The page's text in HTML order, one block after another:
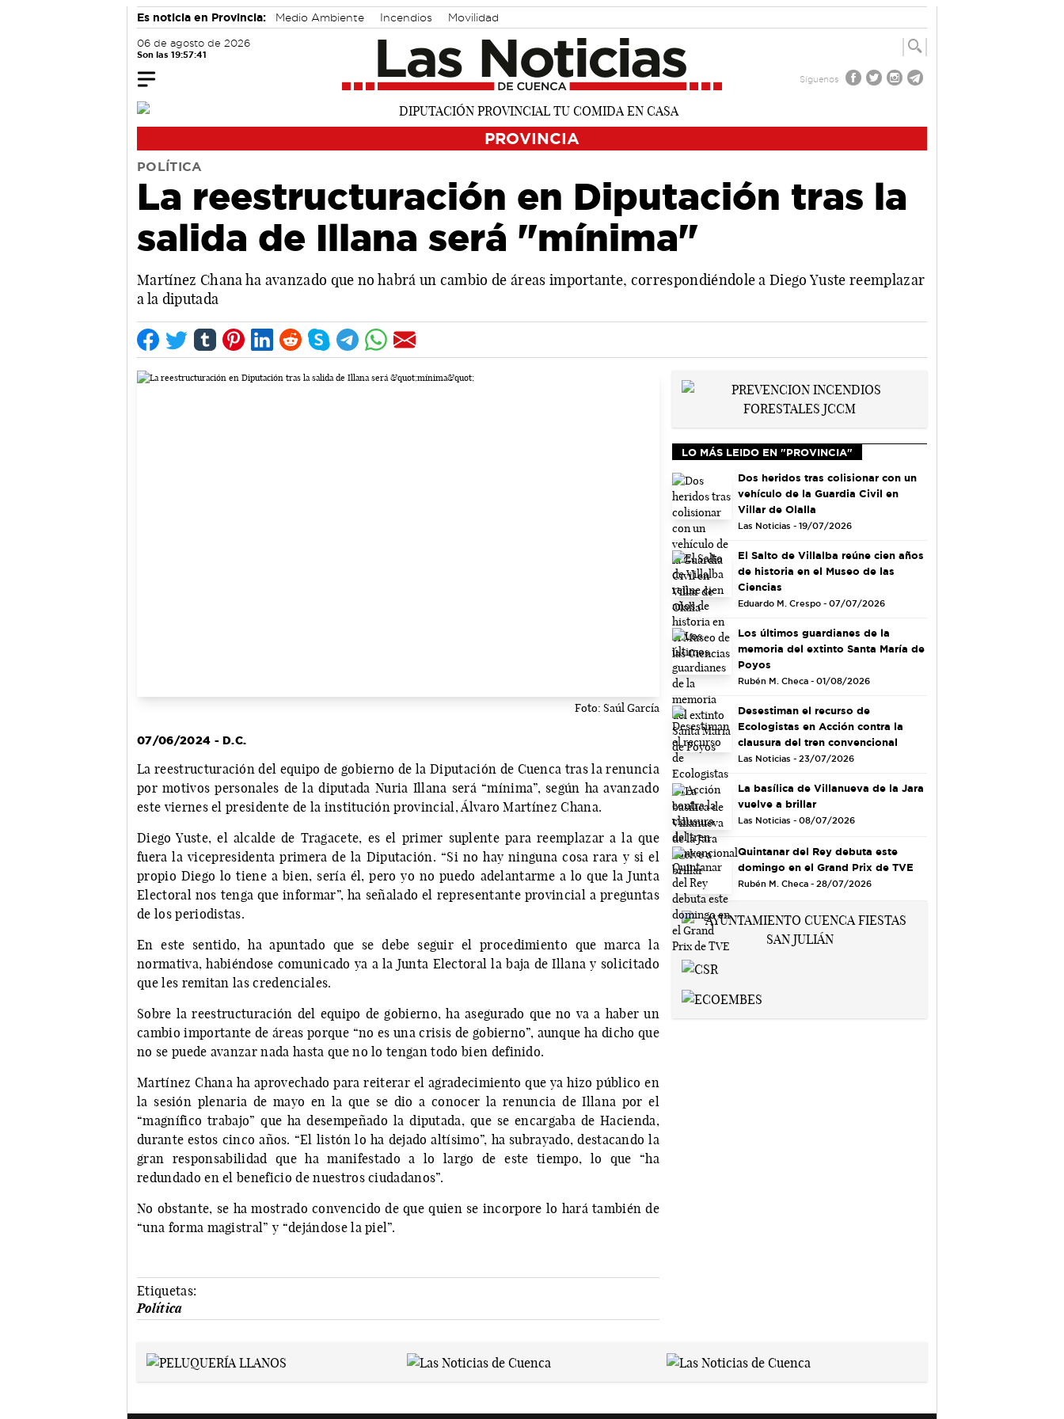
Es noticia en Provincia: Medio Ambiente Incendios Movilidad
06 de agosto de 2026
Son las 19:57:42
Síguenos
PROVINCIA
POLÍTICA
La reestructuración en Diputación tras la
salida de Illana será "mínima"
Martínez Chana ha avanzado que no habrá un cambio de áreas importante, correspondiéndole a Diego Yuste reemplazar
a la diputada
Foto: Saúl García
07/06/2024 - D.C.
La reestructuración del equipo de gobierno de la Diputación de Cuenca tras la renuncia
por motivos personales de la diputada Nuria Illana será “mínima”, según ha avanzado
este viernes el presidente de la institución provincial, Álvaro Martínez Chana.
Diego Yuste, el alcalde de Tragacete, es el primer suplente para reemplazar a la que
fuera la vicepresidenta primera de la Diputación. “Si no hay ninguna cosa rara y si el
propio Diego lo tiene a bien, sería él, pero yo no puedo adelantarme a lo que la Junta
Electoral nos tenga que informar”, ha señalado el representante provincial a preguntas
de los periodistas.
En este sentido, ha apuntado que se debe seguir el procedimiento que marca la
normativa, habiéndose comunicado ya a la Junta Electoral la baja de Illana y solicitado
que les remitan las credenciales.
Sobre la reestructuración del equipo de gobierno, ha asegurado que no va a haber un
cambio importante de áreas porque “no es una crisis de gobierno”, aunque ha dicho que
no se puede avanzar nada hasta que no lo tengan todo bien definido.
Martínez Chana ha aprovechado para reiterar el agradecimiento que ya hizo público en
la sesión plenaria de mayo en la que se dio a conocer la renuncia de Illana por el
“magnífico trabajo” que ha desempeñado la diputada, que se encargaba de Hacienda,
durante estos cinco años. “El listón lo ha dejado altísimo”, ha subrayado, destacando la
gran responsabilidad que ha manifestado a lo largo de este tiempo, lo que “ha
redundado en el beneficio de nuestros ciudadanos”.
No obstante, se ha mostrado convencido de que quien se incorpore lo hará también de
“una forma magistral” y “dejándose la piel”.
Etiquetas:
Política
LO MÁS LEIDO EN "PROVINCIA"
Dos heridos tras colisionar con un
vehículo de la Guardia Civil en
Villar de Olalla
Las Noticias - 19/07/2026
El Salto de Villalba reúne cien años
de historia en el Museo de las
Ciencias
Eduardo M. Crespo - 07/07/2026
Los últimos guardianes de la
memoria del extinto Santa María de
Poyos
Rubén M. Checa - 01/08/2026
Desestiman el recurso de
Ecologistas en Acción contra la
clausura del tren convencional
Las Noticias - 23/07/2026
La basílica de Villanueva de la Jara
vuelve a brillar
Las Noticias - 08/07/2026
Quintanar del Rey debuta este
domingo en el Grand Prix de TVE
Rubén M. Checa - 28/07/2026